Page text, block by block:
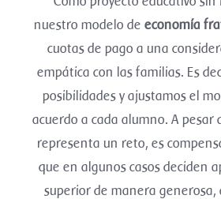
nuestro modelo de economía
cuotas de pago a una
empática con las familias. Es
posibilidades y ajustamos el
acuerdo a cada alumno. A pesar
representa un reto, es
que en algunos casos deciden
superior de manera generosa,